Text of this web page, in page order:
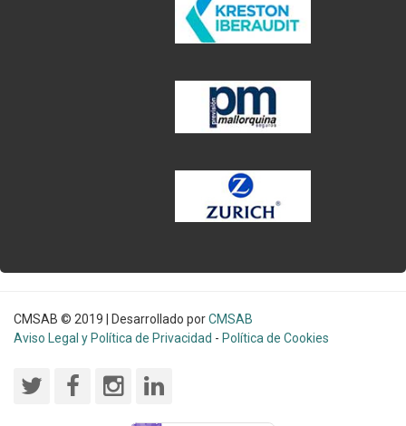
CMSAB © 2019 | Desarrollado porCMSAB
Aviso Legal y Política de Privacidad - Política de Cookies